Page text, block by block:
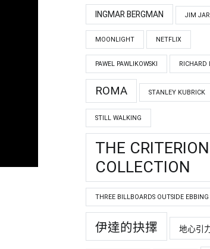
INGMAR BERGMAN JIM
MOONLIGHT NETFLIX
PAWEL PAWLIKOWSKI RICHARD
ROMA STANLEY KUBRICK
STILL WALKING
THE CRITERION
COLLECTION
THREE BILLBOARDS OUTSIDE EBBING
伊達的抉擇 地心引